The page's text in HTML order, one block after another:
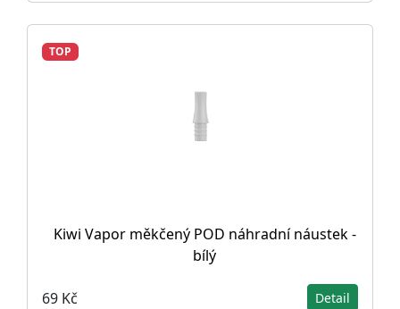
TOP
Kiwi Vapor měkčený POD náhradní náustek -
bílý
69 Kč Detail